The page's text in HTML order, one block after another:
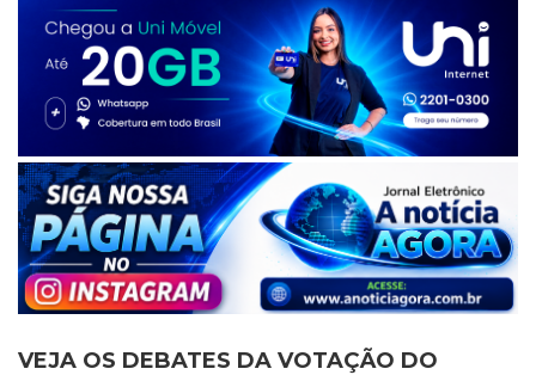
VEJA OS DEBATES DA VOTAÇÃO DO